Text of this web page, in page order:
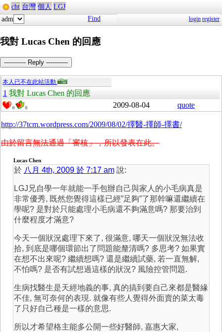
cht 台灣 個人 LGJ
adm
Find login register
我對 Lucas Chen 的回應
----------- Reply -----------
本人已不在此站活動
1 我對 Lucas Chen 的回應
0 0 2009-08-04 quote
http://37tcm.wordpress.com/2009/08/02/擇醫-擇師-擇書/
由於留言無法通過「審核」，所以發表在此。
Lucas Chen
於 八月 4th, 2009 於 7:17 am說:
LGJ兄自學一年就能一手包辦自己與家人的小毛病真是
非常優秀, 既然您覺得這樣已經”足夠”了那幹嘛還繼續在
學呢? 是對於只能處理小毛病還不夠滿意嗎? 那要治到
什麼程度才滿意?
今天一個狀況處理下來了, 很滿意, 哪天一個狀況無法收
拾, 到底是哪個環節出了問題能釐清嗎? 多思考? 如果實
在想不出來呢? 繼續想嗎? 還是繼續試藥, 若一直無解,
不怕嗎? 是否有試想過這樣的狀況? 風險控管問題.
生病找醫生是天經地義的事, 真的搞到要自己來都是醫緣
不佳, 無可奈何的表現. 就像有些人覺得外面賣的菜太毒
了只好自己種是一樣的意思.
所以才希望格主能多公開一些好醫師, 嘉惠大家,